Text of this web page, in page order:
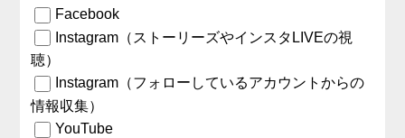
Facebook
Instagram（ストーリーズやインスタLIVEの視
聴）
Instagram（フォローしているアカウントからの
情報収集）
YouTube